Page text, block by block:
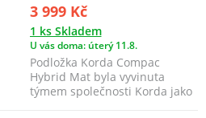
3 999 Kč
1 ks Skladem
U vás doma: úterý 11.8.
Podložka Korda Compac
Hybrid Mat byla vyvinuta
týmem společnosti Korda jako